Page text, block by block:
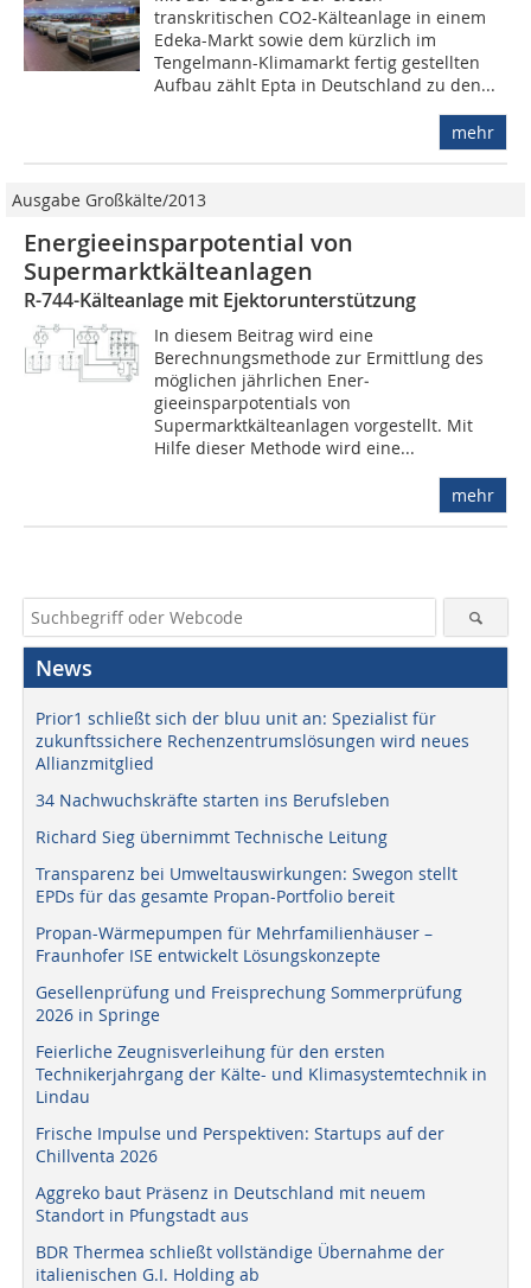
transkritischen CO2-Kälteanlage in einem
Edeka-Markt sowie dem kürzlich im
Tengelmann-Klima­markt fertig gestellten
Aufbau zählt Epta in Deutschland zu den...
mehr
Ausgabe Großkälte/2013
Ener­gieeinsparpotential von
Supermarktkälteanlagen
R-744-Kälteanlage mit Ejektorunterstützung
In diesem Beitrag wird eine
Berechnungsmethode zur Ermittlung des
möglichen jährlichen Ener­
gieeinsparpotentials von
Supermarktkälteanlagen vorgestellt. Mit
Hilfe dieser Methode wird eine...
mehr
News
Prior1 schließt sich der bluu unit an: Spezialist für
zukunftssichere Rechenzentrumslösungen wird neues
Allianzmitglied
34 Nachwuchskräfte starten ins Berufsleben
Richard Sieg übernimmt Technische Leitung
Transparenz bei Umweltauswirkungen: Swegon stellt
EPDs für das gesamte Propan-Portfolio bereit
Propan-Wärmepumpen für Mehrfamilienhäuser –
Fraunhofer ISE entwickelt Lösungskonzepte
Gesellenprüfung und Freisprechung Sommerprüfung
2026 in Springe
Feierliche Zeugnisverleihung für den ersten
Technikerjahrgang der Kälte- und Klimasystemtechnik in
Lindau
Frische Impulse und Perspektiven: Startups auf der
Chillventa 2026
Aggreko baut Präsenz in Deutschland mit neuem
Standort in Pfungstadt aus
BDR Thermea schließt vollständige Übernahme der
italienischen G.I. Holding ab